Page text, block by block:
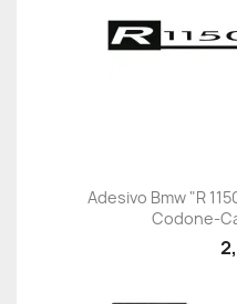
Adesivo Bmw "R
Codone-